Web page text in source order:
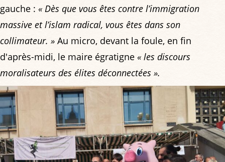
gauche : « Dès que vous êtes contre l’immigration
massive et l’islam radical, vous êtes dans son
collimateur. » Au micro, devant la foule, en fin
d'après-midi, le maire égratigne « les discours
moralisateurs des élites déconnectées ».